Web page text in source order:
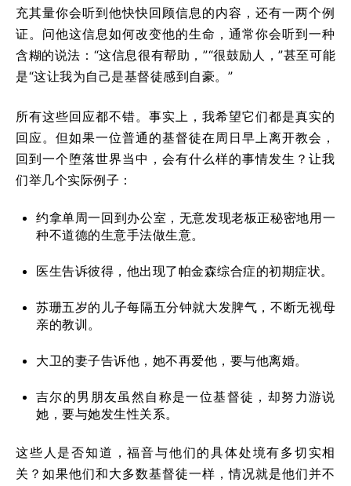
充其量你会听到他快快回顾信息的内容，还有一两个例
证。问他这信息如何改变他的生命，通常你会听到一种
含糊的说法：“这信息很有帮助，”“很鼓励人，”甚至可能
是“这让我为自己是基督徒感到自豪。”
所有这些回应都不错。事实上，我希望它们都是真实的
回应。但如果一位普通的基督徒在周日早上离开教会，
回到一个堕落世界当中，会有什么样的事情发生？让我
们举几个实际例子：
约拿单周一回到办公室，无意发现老板正秘密地用一
种不道德的生意手法做生意。
医生告诉彼得，他出现了帕金森综合症的初期症状。
苏珊五岁的儿子每隔五分钟就大发脾气，不断无视母
亲的教训。
大卫的妻子告诉他，她不再爱他，要与他离婚。
吉尔的男朋友虽然自称是一位基督徒，却努力游说
她，要与她发生性关系。
这些人是否知道，福音与他们的具体处境有多切实相
关？如果他们和大多数基督徒一样，情况就是他们并不